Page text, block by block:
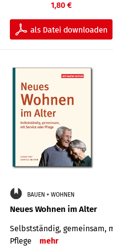
1,80 €
BAUEN + WOHNEN
Neues Wohnen im Alter
Selbstständig, gemeinsam,
Pflege
mehr